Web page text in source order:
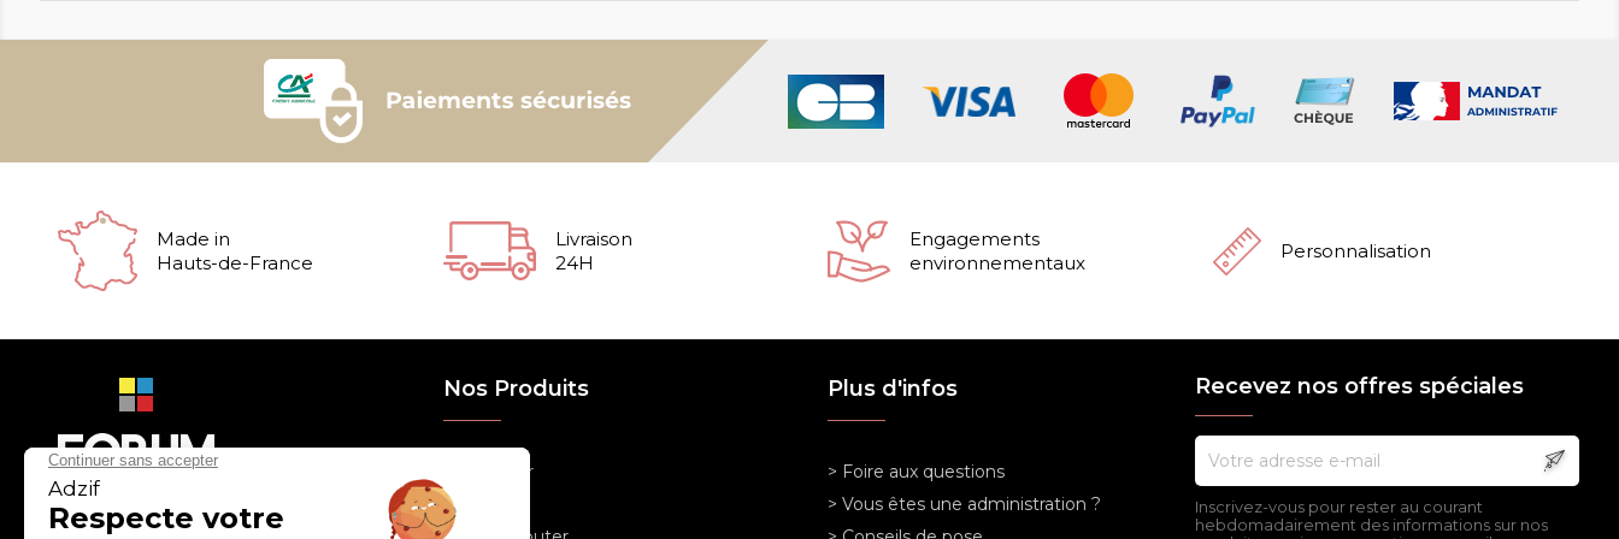
Made in
Hauts-de-France
Livraison
24H
Engagements
environnementaux
Personnalisation
contact@adzif.biz
Nos Produits
> Relooker
> Habiller
Plus d'infos
> Foire aux questions
> Vous êtes une administration ?
Recevez nos offres spéciales
Inscrivez-vous pour rester au courant
hebdomadairement des informations sur nos